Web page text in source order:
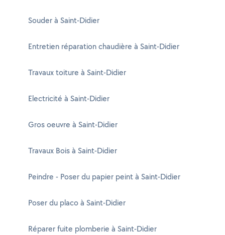
Souder à Saint-Didier
Entretien réparation chaudière à Saint-Didier
Travaux toiture à Saint-Didier
Electricité à Saint-Didier
Gros oeuvre à Saint-Didier
Travaux Bois à Saint-Didier
Peindre - Poser du papier peint à Saint-Didier
Poser du placo à Saint-Didier
Réparer fuite plomberie à Saint-Didier